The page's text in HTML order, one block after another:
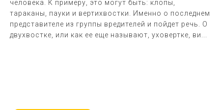
человека. К примеру, это могут быть: клопы,
тараканы, пауки и вертихвостки. Именно о последнем
представителе из группы вредителей и пойдет речь. О
двухвостке, или как ее еще называют, уховертке, ви...